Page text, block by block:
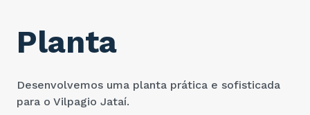
4. Condomínio inteligente
6. Investimento
Planta
Desenvolvemos uma planta prática e sofisticada
para o Vilpagio Jataí.